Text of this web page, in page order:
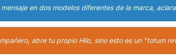
en dos modelos diferentes de la marca,
abre tu propio Hilo, sino esto es un "totum